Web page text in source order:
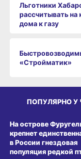
Льготники
рассчитывать
дома к газу
«Стройматик»
ПОПУЛЯРНО У
На острове
крепнет
в России гнездовая
популяция редкой